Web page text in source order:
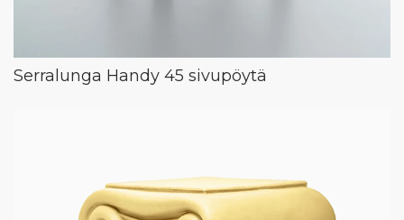
Serralunga Handy 45 sivupöytä